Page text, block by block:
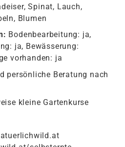
Spinat, Lauch,
Blumen
Bodenbearbeitung: ja,
ja, Bewässerung:
vorhanden: ja
persönliche Beratung nach
kleine Gartenkurse